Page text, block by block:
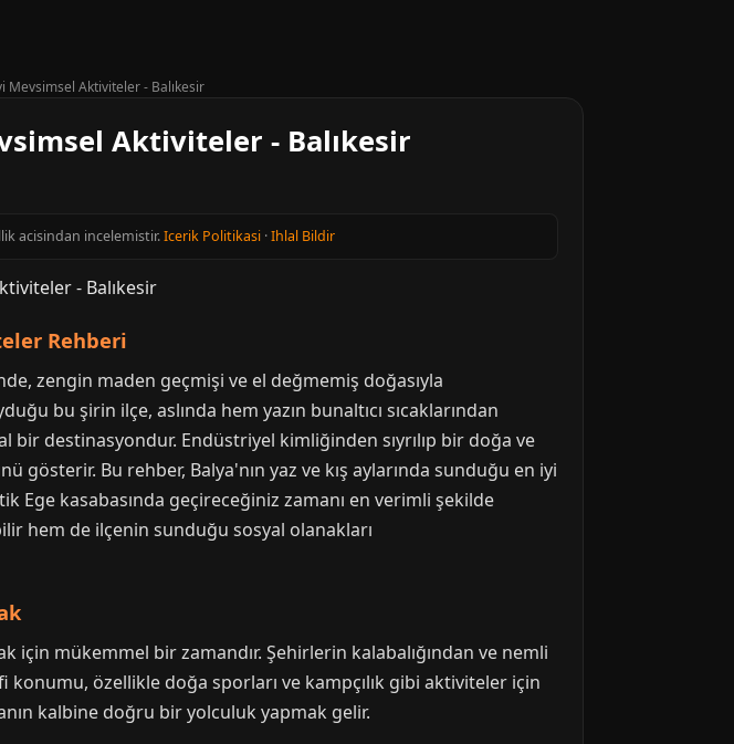
Mevsimsel Aktiviteler - Balıkesir
Aktiviteler - Balıkesir
acisindan incelemistir.Icerik Politikasi ·Ihlal Bildir
Rehberi
zengin maden geçmişi ve el değmemiş doğasıyla
bu şirin ilçe, aslında hem yazın bunaltıcı sıcaklarından
bir destinasyondur. Endüstriyel kimliğinden sıyrılıp bir doğa ve
gösterir. Bu rehber, Balya'nın yaz ve kış aylarında sunduğu en iyi
Ege kasabasında geçireceğiniz zamanı en verimli şekilde
hem de ilçenin sunduğu sosyal olanakları
için mükemmel bir zamandır. Şehirlerin kalabalığından ve nemli
özellikle doğa sporları ve kampçılık gibi aktiviteler için
kalbine doğru bir yolculuk yapmak gelir.